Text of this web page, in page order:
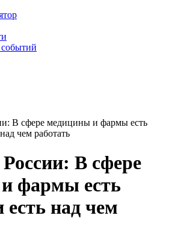
В сфере медицины и фармы есть
чем работать
В сфере
фармы есть
есть над чем